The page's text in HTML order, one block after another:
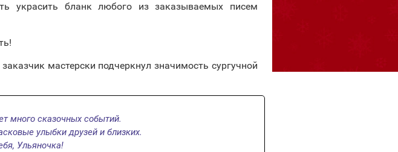
украсить бланк любого из заказываемых писем
мастерски подчеркнул значимость сургучной
много сказочных событий.
улыбки друзей и близких.
Ульяночка!